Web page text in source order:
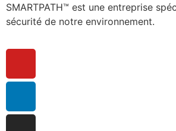
SMARTPATH™ est une entreprise
sécurité de notre environnement.